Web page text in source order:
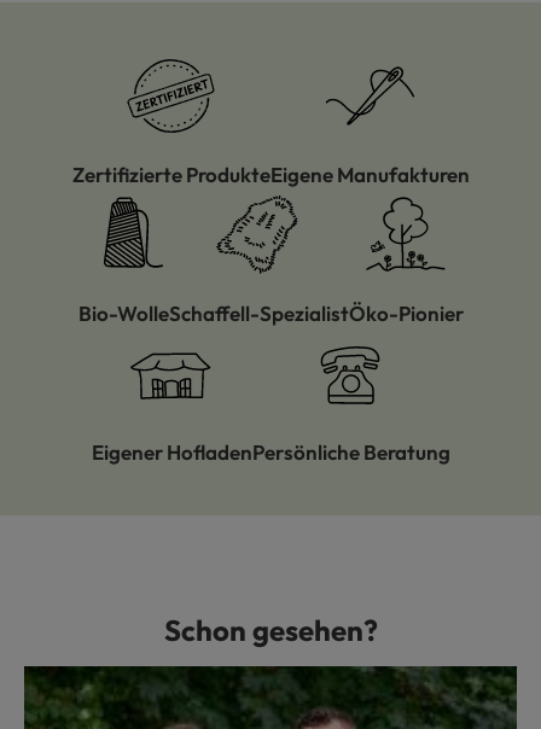
Zertifizierte ProdukteEigene Manufakturen
Bio-WolleSchaffell-SpezialistÖko-Pionier
Eigener HofladenPersönliche Beratung
Produktgalerie überspringenSchon gesehen?